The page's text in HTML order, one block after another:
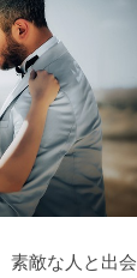
素敵な人と出会